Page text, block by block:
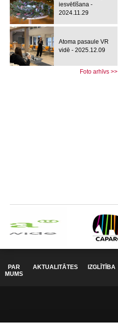
iesvētīšana -
2024.11.29
Atoma pasaule VR
vidē - 2025.12.09
Foto arhīvs >>
PAR
MUMS
AKTUALITĀTES IZGLĪTĪBA